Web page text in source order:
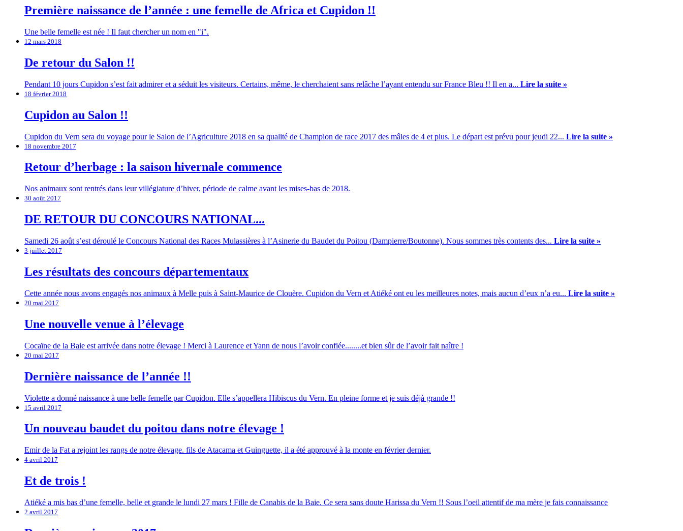
Première naissance de l’année : une femelle de Africa et Cupidon !!
Une belle femelle est née ! Il faut chercher un nom en "i".
12 mars 2018
De retour du Salon !!
Pendant 10 jours Cupidon s’est fait admirer et a séduit les visiteurs. Certains, même, le cherchaient sans relâche l’ayant entendu sur France Bleu !! Il en a... Lire la suite »
18 février 2018
Cupidon au Salon !!
Cupidon du Vern sera du voyage pour le Salon de l’Agriculture 2018 en sa qualité de Champion de race 2017 des mâles de 4 et plus. Le départ est prévu pour jeudi 22... Lire la suite »
18 novembre 2017
Retour d’herbage : la saison hivernale commence
Nos animaux sont rentrés dans leur villégiature d’hiver, période de calme avant les mises-bas de 2018.
30 août 2017
DE RETOUR DU CONCOURS NATIONAL...
Samedi 26 août s’est déroulé le Concours National des Races Mulassières à l’Asinerie du Baudet du Poitou (Dampierre/Boutonne). Nous sommes très contents des... Lire la suite »
3 juillet 2017
Les résultats des concours départementaux
Cette année nous avons engagés nos animaux à Melle puis à Saint-Maurice de Clouère. Cupidon du Vern et Atiéké ont eu les meilleures notes, mais aucun d’eux n’a eu... Lire la suite »
20 mai 2017
Une nouvelle venue à l’élevage
Cocaïne de la Baie est arrivée dans notre élevage ! Merci à Laurence et Yann de nous l’avoir confiée........et bien sûr de l’avoir fait naître !
20 mai 2017
Dernière naissance de l’année !!
Violette a donné naissance à une belle femelle par Cupidon. Elle s’appellera Hibiscus du Vern. En pleine forme et je suis déjà grande !!
15 avril 2017
Un nouveau baudet du poitou dans notre élevage !
Emir de la Fat a rejoint les rangs de notre élevage. fils de Atacama et Guinguette, il a été approuvé à la monte en février dernier.
4 avril 2017
Et de trois !
Atiéké a mis bas d’une femelle, belle et grande le lundi 27 mars ! Fille de Canabis de la Baie. Ce sera sans doute Harissa du Vern !! Sous l’oeil attentif de ma mère je fais connaissance
2 avril 2017